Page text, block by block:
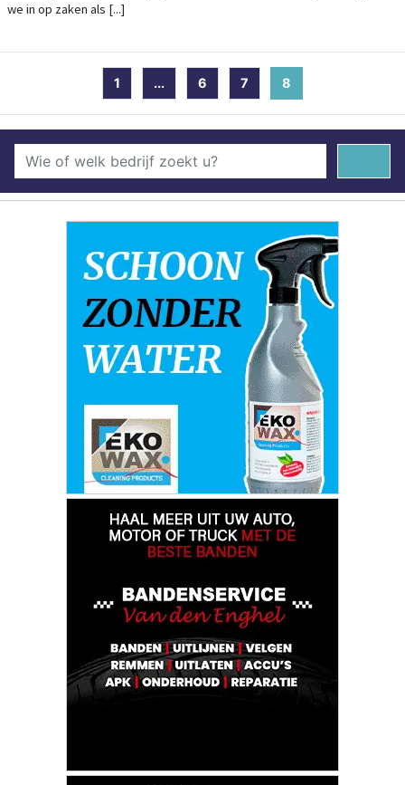
we in op zaken als [...]
1 ... 6 7 8